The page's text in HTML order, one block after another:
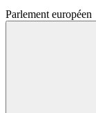
Parlement européen